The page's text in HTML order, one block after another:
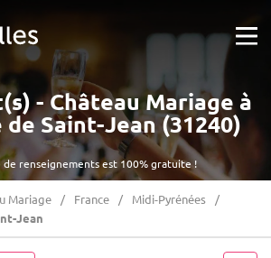
de renseignements est 100% gratuite !
- Château Mariage à
Saint-Jean (31240)
Mariage France
Midi-Pyrénées
Jean